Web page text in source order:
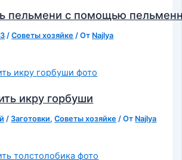
пельмени с помощью
/Советы хозяйке / От Najlya
икру горбуши
/Заготовки,Советы хозяйке / От Najlya